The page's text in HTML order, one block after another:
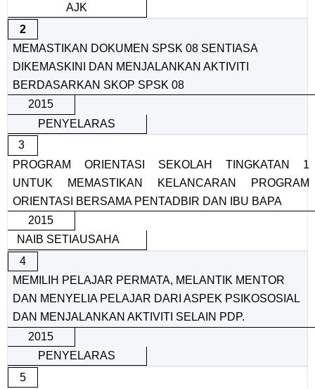
AJK
2
MEMASTIKAN DOKUMEN SPSK 08 SENTIASA
DIKEMASKINI DAN MENJALANKAN AKTIVITI
BERDASARKAN SKOP SPSK 08
2015
PENYELARAS
3
PROGRAM ORIENTASI SEKOLAH TINGKATAN 1
UNTUK MEMASTIKAN KELANCARAN PROGRAM
ORIENTASI BERSAMA PENTADBIR DAN IBU BAPA
2015
NAIB SETIAUSAHA
4
MEMILIH PELAJAR PERMATA, MELANTIK MENTOR
DAN MENYELIA PELAJAR DARI ASPEK PSIKOSOSIAL
DAN MENJALANKAN AKTIVITI SELAIN PDP.
2015
PENYELARAS
5